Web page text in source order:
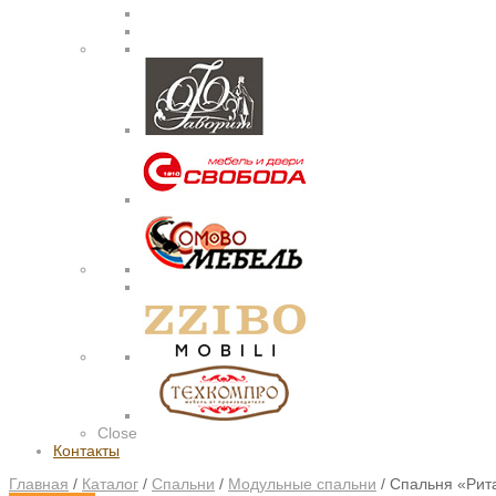
Close
Контакты
Главная / Каталог / Спальни / Модульные спальни / Спальня